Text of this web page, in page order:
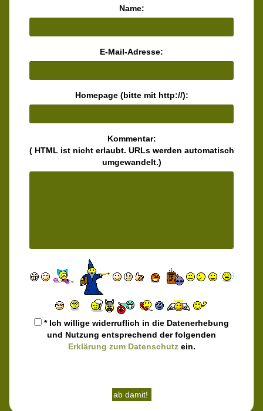
Name:
E-Mail-Adresse:
Homepage (bitte mit http://):
Kommentar:
( HTML ist nichterlaubt. URLs werden automatisch
umgewandelt.)
* Ich willige widerruflich in die Datenerhebung
und Nutzung entsprechend der folgenden
Erklärung zum Datenschutzein.